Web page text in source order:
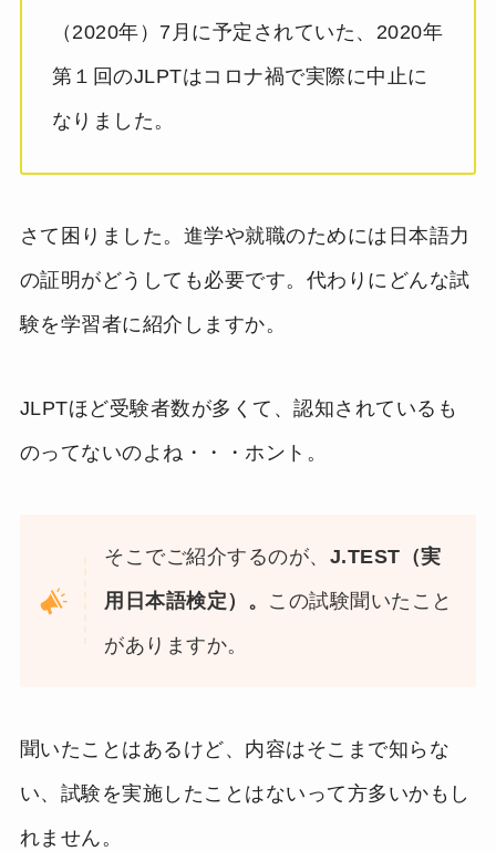
（2020年）7月に予定されていた、2020年
第１回のJLPTはコロナ禍で実際に中止に
なりました。
さて困りました。進学や就職のためには日本語力
の証明がどうしても必要です。代わりにどんな試
験を学習者に紹介しますか。
JLPTほど受験者数が多くて、認知されているも
のってないのよね・・・ホント。
そこでご紹介するのが、 J.TEST（実
用日本語検定）。 この試験聞いたこと
がありますか。
聞いたことはあるけど、内容はそこまで知らな
い、試験を実施したことはないって方多いかもし
れません。